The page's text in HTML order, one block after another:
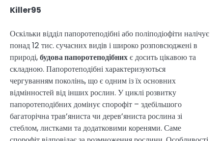
Killer95
Оскільки відділ папоротеподібні або поліподіофіти налічує
понад 12 тис. сучасних видів і широко розповсюджені в
природі,будова папоротеподібнихє досить цікавою та
складною. Папоротеподібні характеризуються
чергуванням поколінь, що є одним із їх основних
відмінностей від інших рослин. У циклі розвитку
папоротеподібних домінує спорофіт – здебільшого
багаторічна трав’яниста чи дерев’яниста рослина зі
стеблом, листками та додатковими коренями. Саме